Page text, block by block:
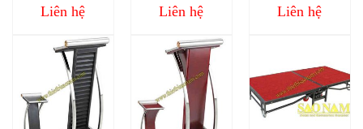
Liên hệ Liên hệ Liên hệ